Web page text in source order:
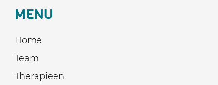
MENU
Home
Team
Therapieën